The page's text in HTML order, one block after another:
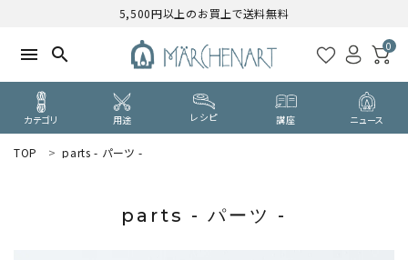
5,500円以上のお買上で送料無料
menu search 0
カテゴリ 用途 レシピ 講座 ニュース
TOP parts - パーツ -
parts - パーツ -